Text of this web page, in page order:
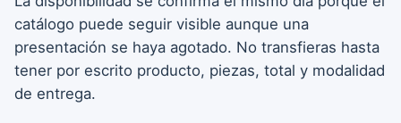
catálogo puede seguir visible aunque una
presentación se haya agotado. No transfieras hasta
tener por escrito producto, piezas, total y modalidad
de entrega.